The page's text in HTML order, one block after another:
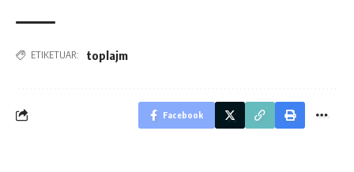
ETIKETUAR: toplajm
Facebook